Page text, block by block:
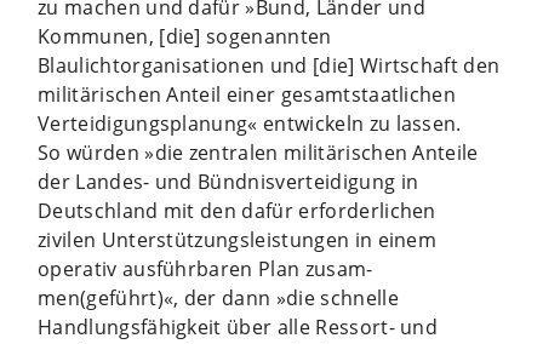
zu machen und dafür »Bund, Länder und
Kommunen, [die] sogenannten
Blaulichtorganisationen und [die] Wirtschaft den
militärischen Anteil einer gesamtstaatlichen
Verteidigungsplanung« entwickeln zu lassen.
So würden »die zentralen militärischen Anteile
der Landes- und Bündnisverteidigung in
Deutschland mit den dafür erforderlichen
zivilen ­Unterstützungsleistungen in einem
operativ ausführbaren Plan zusam­
men(geführt)«, der dann »die schnelle
Handlungsfähigkeit über alle Ressort- und